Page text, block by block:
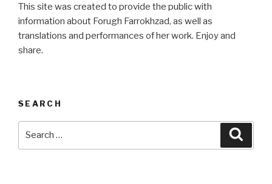
This site was created to provide the public with
information about Forugh Farrokhzad, as well as
translations and performances of her work. Enjoy and
share.
SEARCH